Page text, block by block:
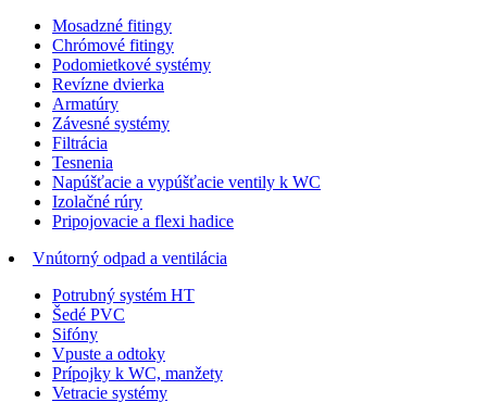
Mosadzné fitingy
Chrómové fitingy
Podomietkové systémy
Revízne dvierka
Armatúry
Závesné systémy
Filtrácia
Tesnenia
Napúšťacie a vypúšťacie ventily k WC
Izolačné rúry
Pripojovacie a flexi hadice
Vnútorný odpad a ventilácia
Potrubný systém HT
Šedé PVC
Sifóny
Vpuste a odtoky
Prípojky k WC, manžety
Vetracie systémy